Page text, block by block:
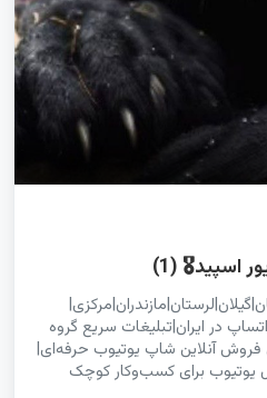
در ایران|تبلیغات سریع گروه
فروش آنلاین شاپ یوتیوب حرفه‌ای|
یوتیوب برای کسب‌وکار کوچک